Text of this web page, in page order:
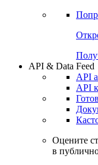
API & Data Feed
API
API
Оцените
в